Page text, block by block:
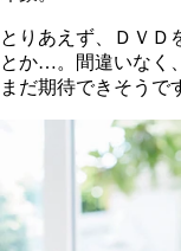
とりあえず、ＤＶＤ
とか…。間違いなく
まだ期待できそうで